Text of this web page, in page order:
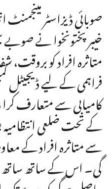
صوبائی ڈیزاسٹر
خیبر پختونخوا نے
متاثرہ افراد کو بروقت،
فراہمی کے لیے ڈیجیٹل
کامیابی سے متعارف
کے تحت ضلعی انتظامیہ
سے متاثرہ افراد کے
گی۔ اس کے ساتھ ساتھ